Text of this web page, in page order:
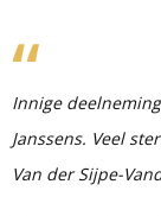
Innige
Janssens. Veel
Van der Sijpe-